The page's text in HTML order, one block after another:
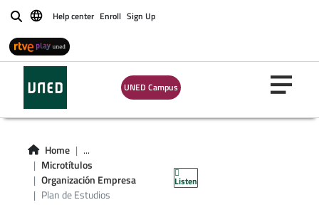
BuscarHelp center Enroll Sign Up
UNED Campus
Home
...
Microtítulos
Organización Empresa
Plan de Estudios
Listen
Microgrado en
Organización de
Empresas